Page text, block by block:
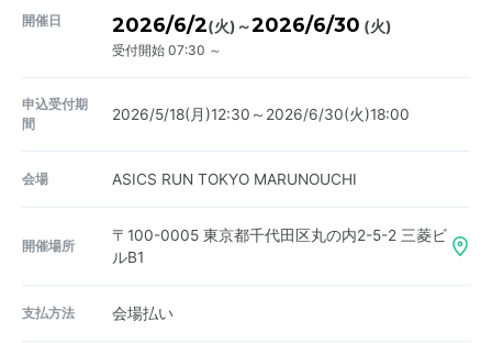
開催日 2026/6/2(火) ～2026/6/30 (火)
受付開始 07:30 ～
申込受付期
間
2026/5/18(月)12:30～2026/6/30(火)18:00
会場 ASICS RUN TOKYO MARUNOUCHI
開催場所
〒100-0005 東京都千代田区丸の内2-5-2 三菱ビ
ルB1
支払方法 会場払い